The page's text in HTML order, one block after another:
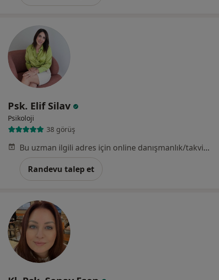
Psk. Elif Silav
Psikoloji
38 görüş
Bu uzman ilgili adres için online danışmanlık/takvim sunmuyor.
Randevu talep et